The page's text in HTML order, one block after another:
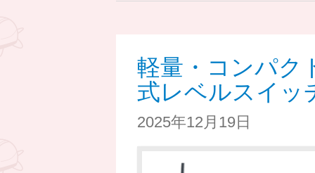
ん
軽量・コンパ
式レベルスイ
2025年12月19日